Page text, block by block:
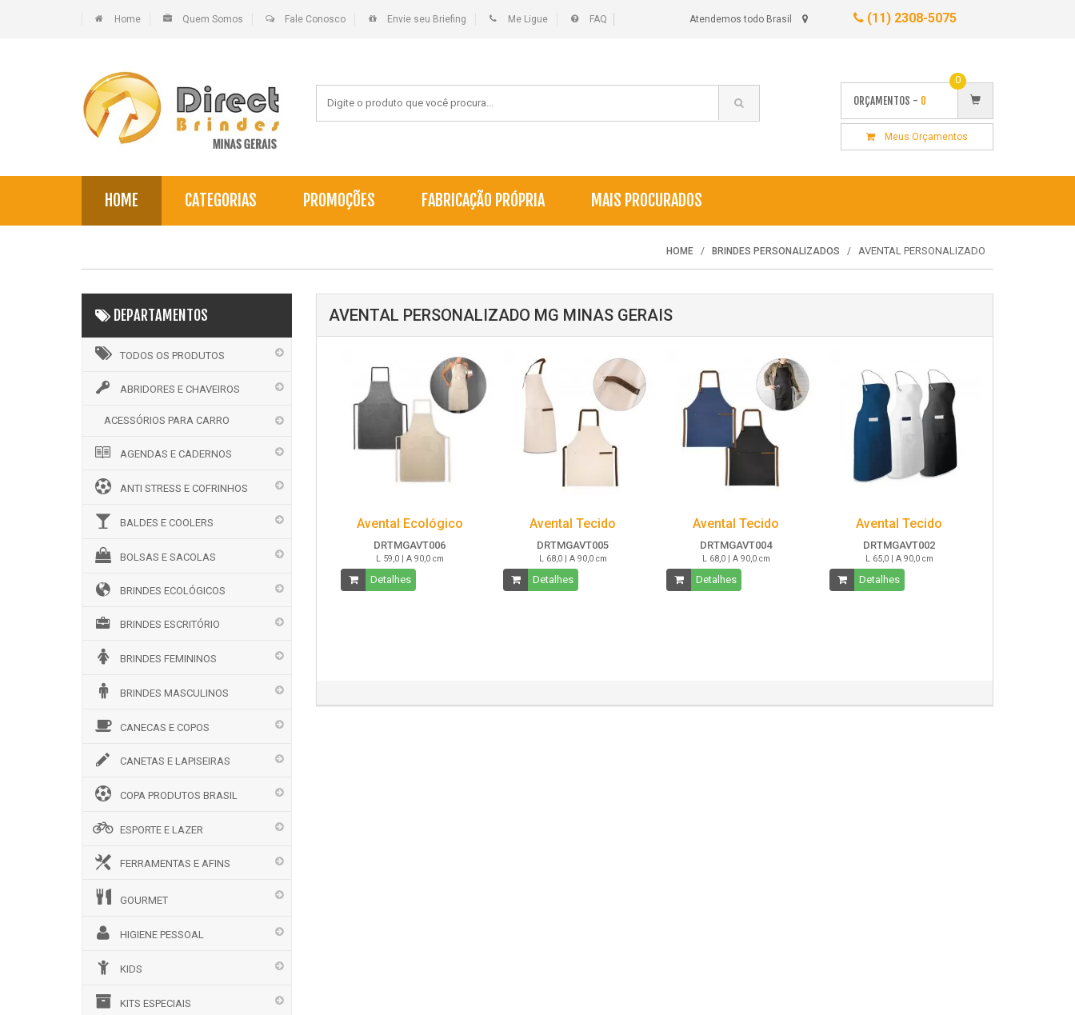
Home Quem Somos Fale Conosco Envie seu Briefing Me Ligue FAQ Atendemos todo Brasil (11) 2308-5075
ORÇAMENTOS - 0
0
Meus Orçamentos
HOME CATEGORIAS PROMOÇÕES FABRICAÇÃO PRÓPRIA MAIS PROCURADOS
HOME BRINDES PERSONALIZADOS AVENTAL PERSONALIZADO
DEPARTAMENTOS
TODOS OS PRODUTOS
ABRIDORES E CHAVEIROS
ACESSÓRIOS PARA CARRO
AGENDAS E CADERNOS
ANTI STRESS E COFRINHOS
BALDES E COOLERS
BOLSAS E SACOLAS
BRINDES ECOLÓGICOS
BRINDES ESCRITÓRIO
BRINDES FEMININOS
BRINDES MASCULINOS
CANECAS E COPOS
CANETAS E LAPISEIRAS
COPA PRODUTOS BRASIL
ESPORTE E LAZER
FERRAMENTAS E AFINS
GOURMET
HIGIENE PESSOAL
KIDS
KITS ESPECIAIS
AVENTAL PERSONALIZADO MG MINAS GERAIS
Avental Ecológico
DRTMGAVT006
L 59,0 | A 90,0 cm
Detalhes
Avental Tecido
DRTMGAVT005
L 68,0 | A 90,0 cm
Detalhes
Avental Tecido
DRTMGAVT004
L 68,0 | A 90,0 cm
Detalhes
Avental Tecido
DRTMGAVT002
L 65,0 | A 90,0 cm
Detalhes